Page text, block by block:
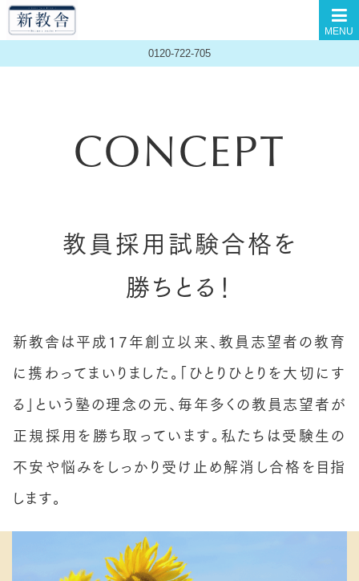
MENU
0120-722-705
CONCEPT
教員採用試験合格を
勝ちとる！
新教舎は平成17年創立以来、教員志望者の教育
に携わってまいりました。「ひとりひとりを大切にす
る」という塾の理念の元、毎年多くの教員志望者が
正規採用を勝ち取っています。私たちは受験生の
不安や悩みをしっかり受け止め解消し合格を目指
します。